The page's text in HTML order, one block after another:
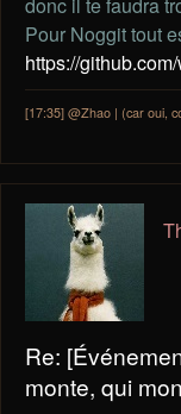
Pour Noggit tout
https://
[17:35] @Zhao | (car oui,
Re:
monte, qui